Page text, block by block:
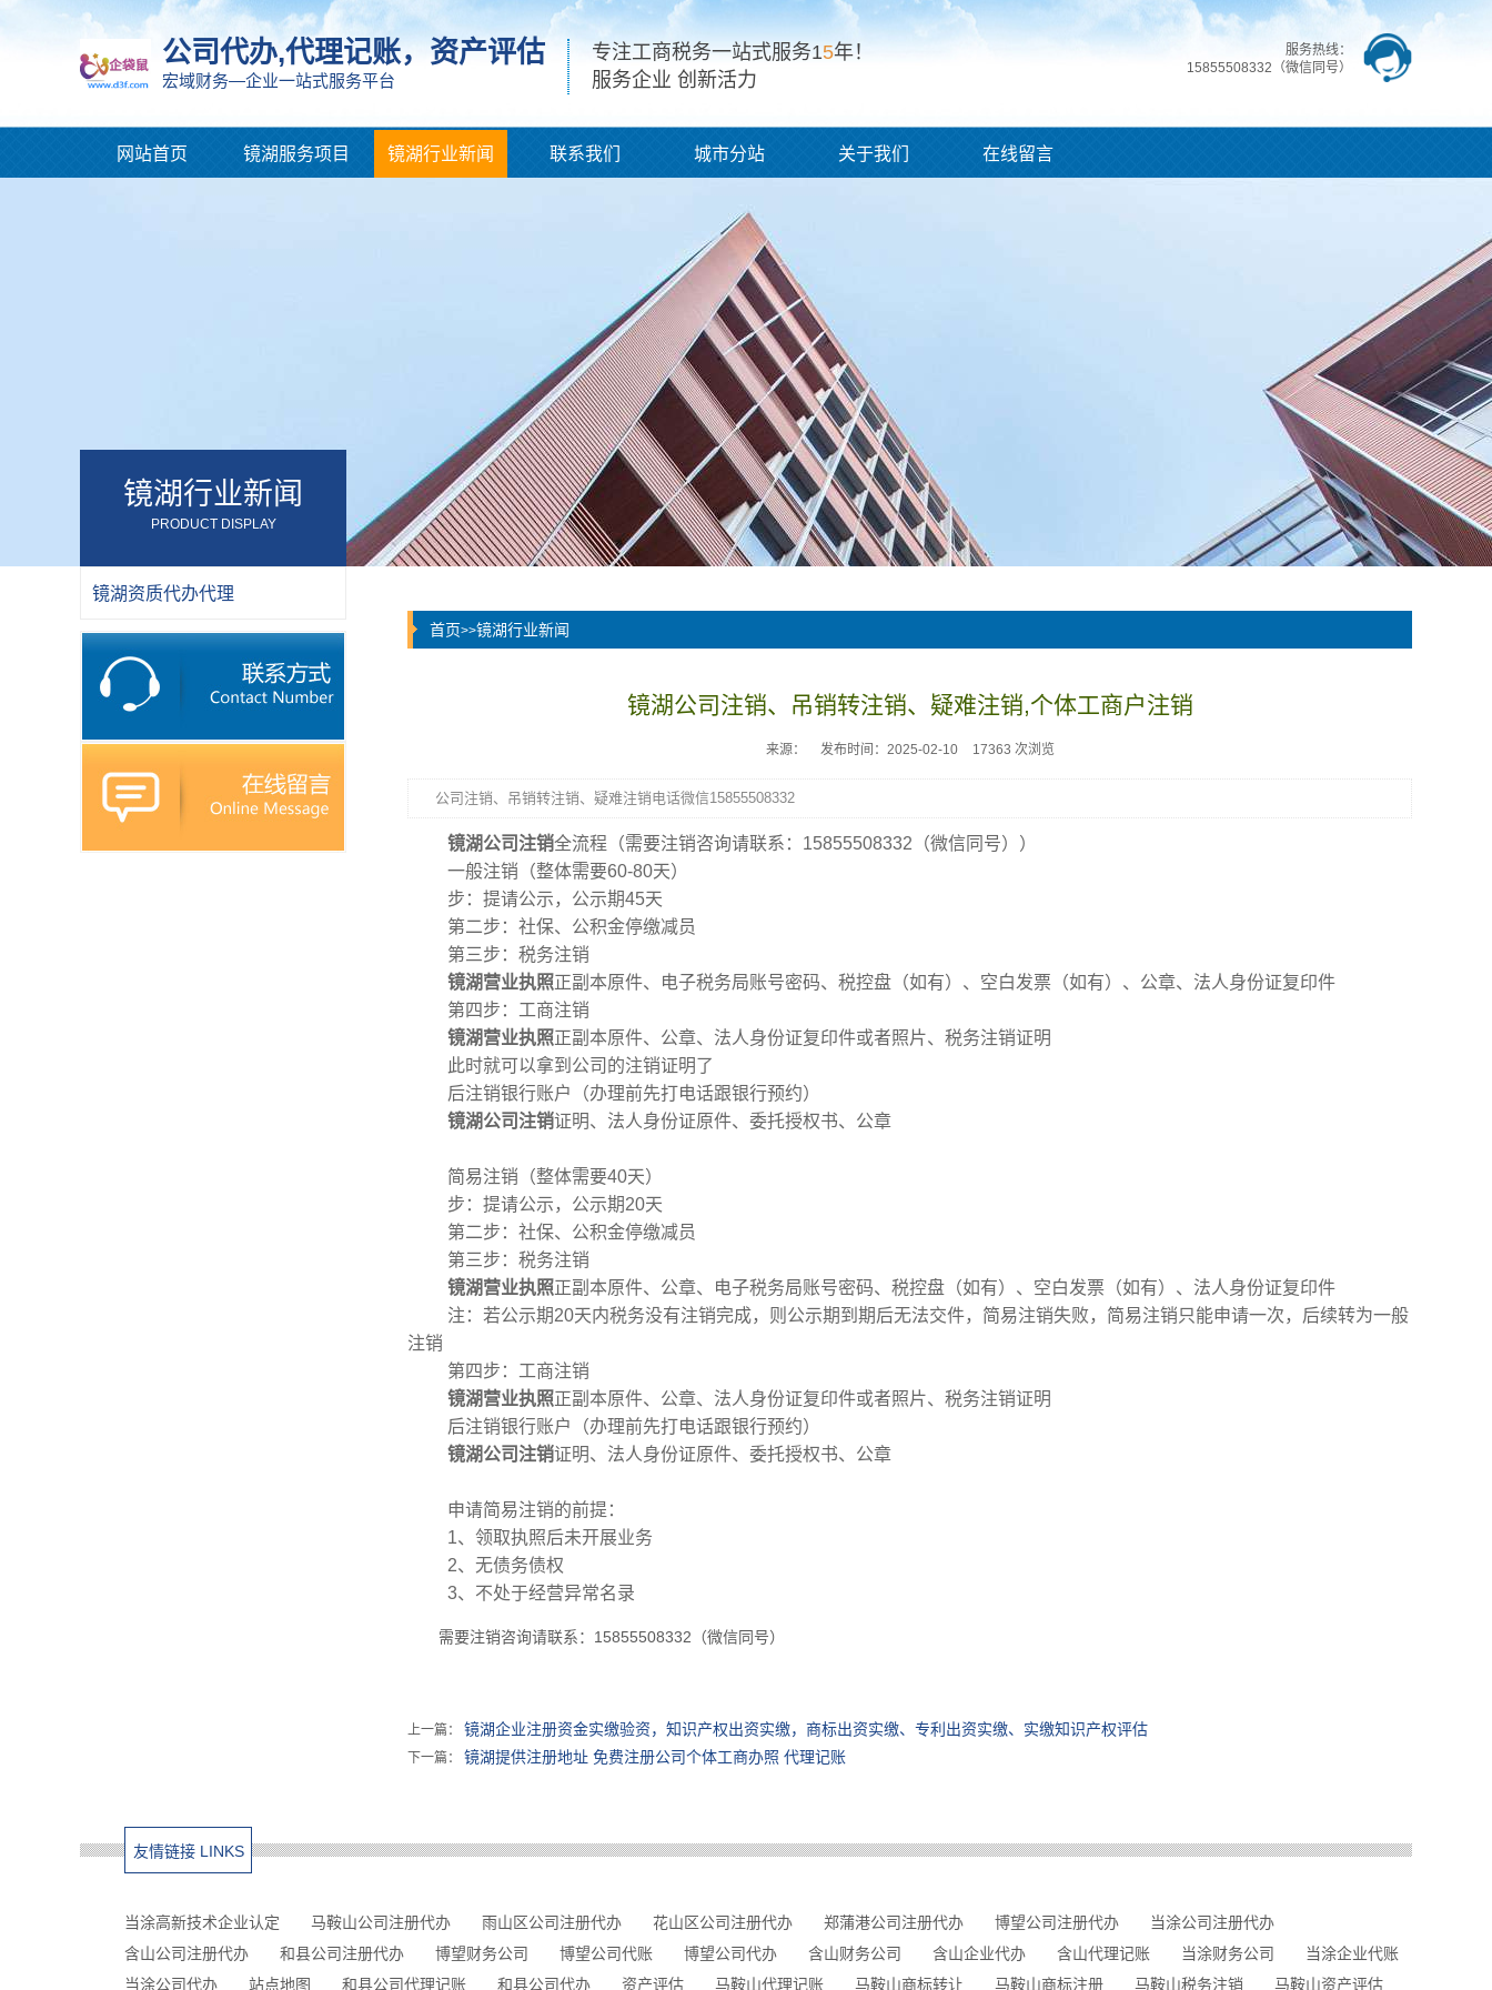
公司代办,代理记账，资产评估
宏域财务—企业一站式服务平台
专注工商税务一站式服务15年！
服务企业 创新活力
服务热线：
15855508332（微信同号）
网站首页 镜湖服务项目 镜湖行业新闻 联系我们 城市分站 关于我们 在线留言
镜湖行业新闻
PRODUCT DISPLAY
镜湖资质代办代理
首页>>镜湖行业新闻
镜湖公司注销、吊销转注销、疑难注销,个体工商户注销
来源： 发布时间：2025-02-10 17363 次浏览
公司注销、吊销转注销、疑难注销电话微信15855508332
镜湖公司注销全流程（需要注销咨询请联系：15855508332（微信同号））
一般注销（整体需要60-80天）
步：提请公示，公示期45天
第二步：社保、公积金停缴减员
第三步：税务注销
镜湖营业执照正副本原件、电子税务局账号密码、税控盘（如有）、空白发票（如有）、公章、法人身份证复印件
第四步：工商注销
镜湖营业执照正副本原件、公章、法人身份证复印件或者照片、税务注销证明
此时就可以拿到公司的注销证明了
后注销银行账户（办理前先打电话跟银行预约）
镜湖公司注销证明、法人身份证原件、委托授权书、公章
简易注销（整体需要40天）
步：提请公示，公示期20天
第二步：社保、公积金停缴减员
第三步：税务注销
镜湖营业执照正副本原件、公章、电子税务局账号密码、税控盘（如有）、空白发票（如有）、法人身份证复印件
注：若公示期20天内税务没有注销完成，则公示期到期后无法交件，简易注销失败，简易注销只能申请一次，后续转为一般
注销
第四步：工商注销
镜湖营业执照正副本原件、公章、法人身份证复印件或者照片、税务注销证明
后注销银行账户（办理前先打电话跟银行预约）
镜湖公司注销证明、法人身份证原件、委托授权书、公章
申请简易注销的前提：
1、 领取执照后未开展业务
2、 无债务债权
3、 不处于经营异常名录
需要注销咨询请联系：15855508332（微信同号）
上一篇： 镜湖企业注册资金实缴验资，知识产权出资实缴，商标出资实缴、专利出资实缴、实缴知识产权评估
下一篇： 镜湖提供注册地址 免费注册公司个体工商办照 代理记账
友情链接 LINKS
当涂高新技术企业认定 马鞍山公司注册代办 雨山区公司注册代办 花山区公司注册代办 郑蒲港公司注册代办 博望公司注册代办
当涂公司注册代办
含山公司注册代办
和县公司注册代办 博望财务公司 博望公司代账 博望公司代办 含山财务公司 含山企业代办 含山代理记账 当涂财务公司
当涂企业代账
当涂公司代办
站点地图 和县公司代理记账 和县公司代办 资产评估 马鞍山代理记账 马鞍山商标转让 马鞍山商标注册 马鞍山税务注销 马鞍山资产评估